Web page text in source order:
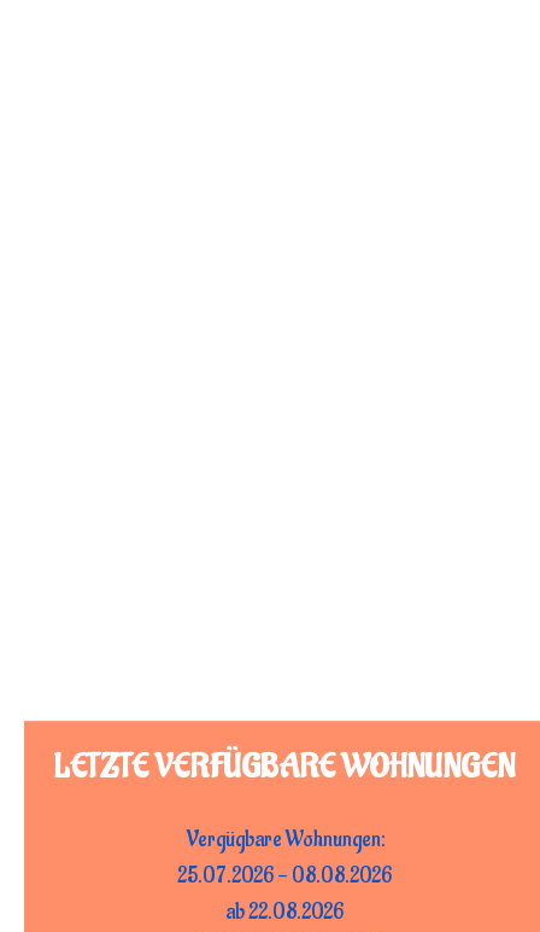
LETZTE VERFÜGBARE WOHNUNGEN
Vergügbare Wohnungen:
25.07.2026 - 08.08.2026
ab 22.08.2026